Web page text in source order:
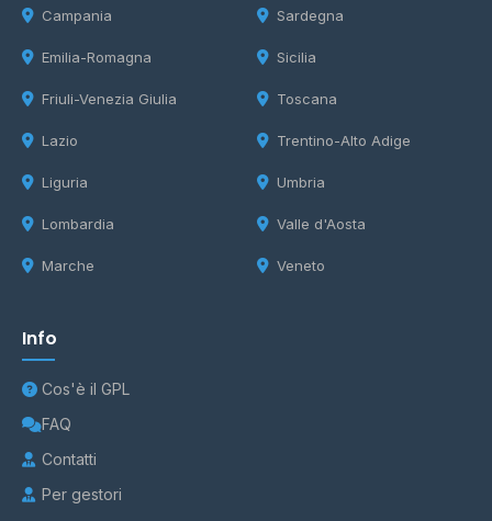
Campania
Emilia-Romagna
Friuli-Venezia Giulia
Lazio
Liguria
Lombardia
Marche
Sardegna
Sicilia
Toscana
Trentino-Alto Adige
Umbria
Valle d'Aosta
Veneto
Info
Cos'è il GPL
FAQ
Contatti
Per gestori